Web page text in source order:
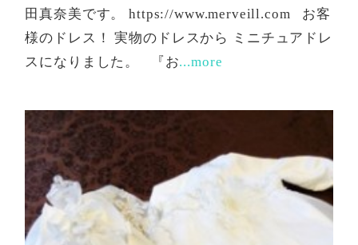
田真奈美です。 https://www.merveill.com お客
様のドレス！ 実物のドレスから ミニチュアドレ
スになりました。 『お...more